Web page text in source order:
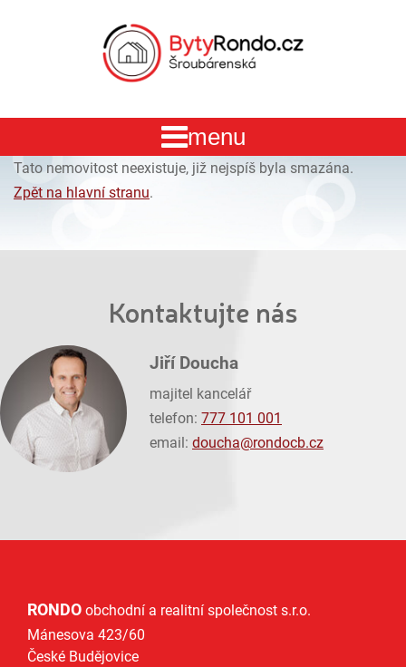
Tato nemovitost neexistuje, již nejspíš byla smazána.
Zpět na hlavní stranu.
Kontaktujte nás
Jiří Doucha
majitel kancelář
telefon: 777 101 001
email: doucha@rondocb.cz
RONDO obchodní a realitní společnost s.r.o.
Mánesova 423/60
České Budějovice